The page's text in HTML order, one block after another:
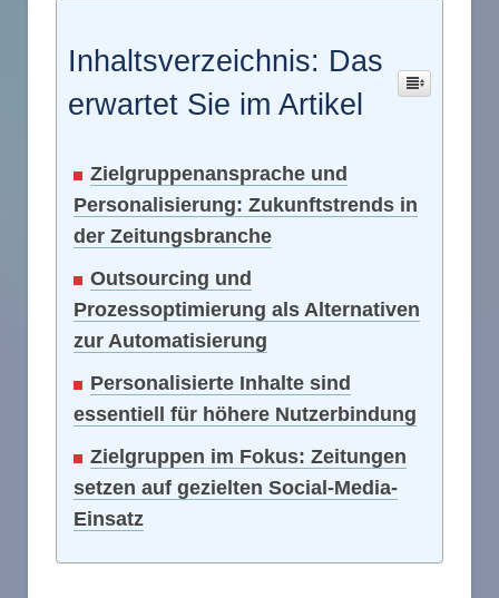
Inhaltsverzeichnis: Das
erwartet Sie im Artikel
Zielgruppenansprache und
Personalisierung: Zukunftstrends in
der Zeitungsbranche
Outsourcing und
Prozessoptimierung als Alternativen
zur Automatisierung
Personalisierte Inhalte sind
essentiell für höhere Nutzerbindung
Zielgruppen im Fokus: Zeitungen
setzen auf gezielten Social-Media-
Einsatz